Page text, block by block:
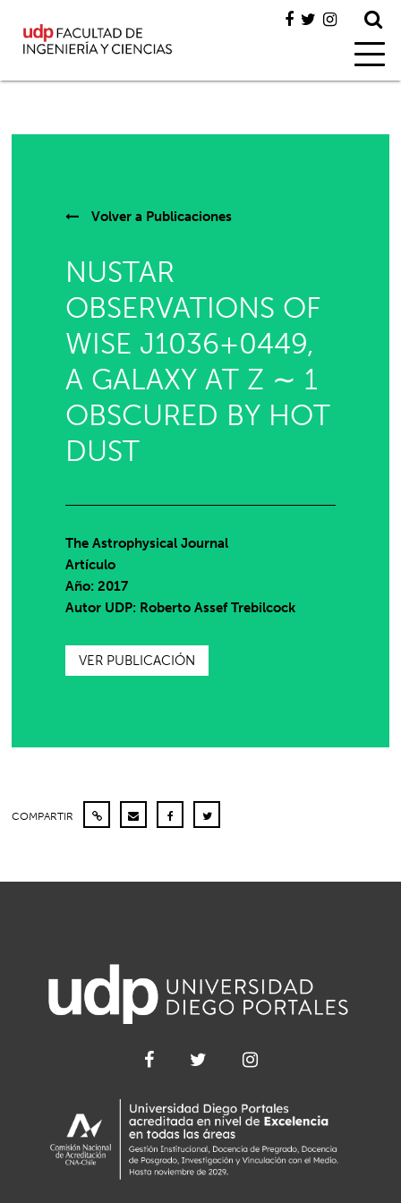
Volver a Publicaciones
NUSTAR
OBSERVATIONS OF
WISE J1036+0449,
A GALAXY AT Z ∼ 1
OBSCURED BY HOT
DUST
The Astrophysical Journal
Artículo
Año: 2017
Autor UDP: Roberto Assef Trebilcock
VER PUBLICACIÓN
COMPARTIR